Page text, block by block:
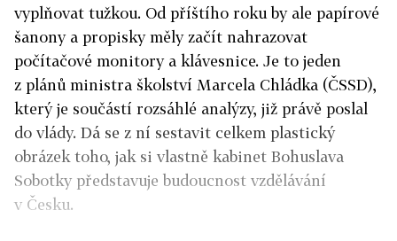
vyplňovat tužkou. Od příštího roku by ale papírové
šanony a propisky měly začít nahrazovat
počítačové monitory a klávesnice. Je to jeden
z plánů ministra školství Marcela Chládka (ČSSD),
který je součástí rozsáhlé analýzy, již právě poslal
do vlády. Dá se z ní sestavit celkem plastický
obrázek toho, jak si vlastně kabinet Bohuslava
Sobotky představuje budoucnost vzdělávání
v Česku.